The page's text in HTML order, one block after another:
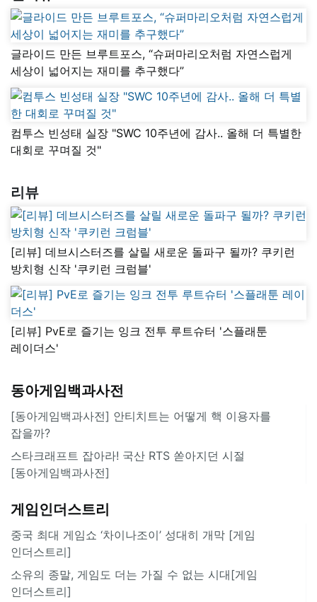
글라이드 만든 브루트포스, “슈퍼마리오처럼 자연스럽게
세상이 넓어지는 재미를 추구했다”
컴투스 빈성태 실장 "SWC 10주년에 감사.. 올해 더 특별한
대회로 꾸며질 것"
리뷰
[리뷰] 데브시스터즈를 살릴 새로운 돌파구 될까? 쿠키런
방치형 신작 '쿠키런 크럼블'
[리뷰] PvE로 즐기는 잉크 전투 루트슈터 '스플래툰
레이더스'
동아게임백과사전
[동아게임백과사전] 안티치트는 어떻게 핵 이용자를
잡을까?
스타크래프트 잡아라! 국산 RTS 쏟아지던 시절
[동아게임백과사전]
게임인더스트리
중국 최대 게임쇼 ‘차이나조이’ 성대히 개막 [게임
인더스트리]
소유의 종말, 게임도 더는 가질 수 없는 시대[게임
인더스트리]